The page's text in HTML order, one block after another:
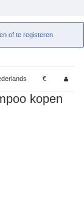
of te registeren.
€
kopen